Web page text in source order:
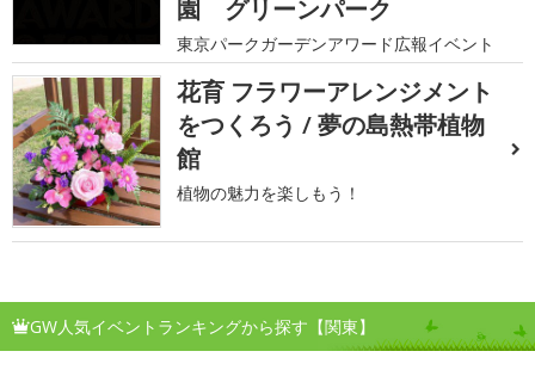
園 グリーンパーク
東京パークガーデンアワード広報イベント
花育 フラワーアレンジメント
をつくろう / 夢の島熱帯植物
館
植物の魅力を楽しもう！
GW人気イベントランキングから探す【関東】